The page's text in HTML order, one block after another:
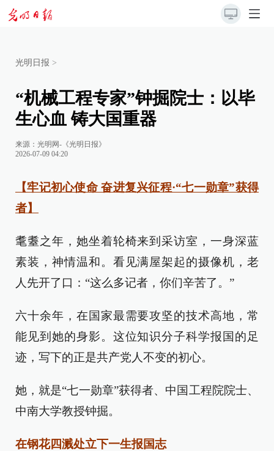
光明日报 >
“机械工程专家”钟掘院士：以毕
生心血 铸大国重器
来源： 光明网-《光明日报》
2026-07-09 04:20
【牢记初心使命 奋进复兴征程·“七一勋章”获得
者】
耄耋之年，她坐着轮椅来到采访室，一身深蓝
素装，神情温和。看见满屋架起的摄像机，老
人先开了口：“这么多记者，你们辛苦了。”
六十余年，在国家最需要攻坚的技术高地，常
能见到她的身影。这位知识分子科学报国的足
迹，写下的正是共产党人不变的初心。
她，就是“七一勋章”获得者、中国工程院院士、
中南大学教授钟掘。
在钢花四溅处立下一生报国志